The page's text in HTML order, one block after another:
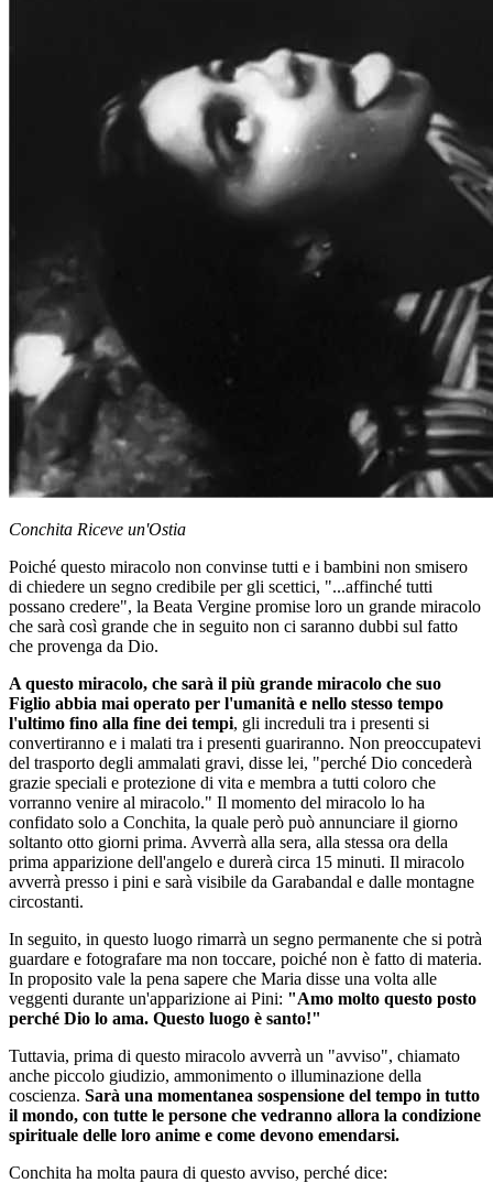
Conchita Riceve un'Ostia
Poiché questo miracolo non convinse tutti e i bambini non smisero
di chiedere un segno credibile per gli scettici, "...affinché tutti
possano credere", la Beata Vergine promise loro un grande miracolo
che sarà così grande che in seguito non ci saranno dubbi sul fatto
che provenga da Dio.
A questo miracolo, che sarà il più grande miracolo che suo
Figlio abbia mai operato per l'umanità e nello stesso tempo
l'ultimo fino alla fine dei tempi, gli increduli tra i presenti si
convertiranno e i malati tra i presenti guariranno. Non preoccupatevi
del trasporto degli ammalati gravi, disse lei, "perché Dio concederà
grazie speciali e protezione di vita e membra a tutti coloro che
vorranno venire al miracolo." Il momento del miracolo lo ha
confidato solo a Conchita, la quale però può annunciare il giorno
soltanto otto giorni prima. Avverrà alla sera, alla stessa ora della
prima apparizione dell'angelo e durerà circa 15 minuti. Il miracolo
avverrà presso i pini e sarà visibile da Garabandal e dalle montagne
circostanti.
In seguito, in questo luogo rimarrà un segno permanente che si potrà
guardare e fotografare ma non toccare, poiché non è fatto di materia.
In proposito vale la pena sapere che Maria disse una volta alle
veggenti durante un'apparizione ai Pini: "Amo molto questo posto
perché Dio lo ama. Questo luogo è santo!"
Tuttavia, prima di questo miracolo avverrà un "avviso", chiamato
anche piccolo giudizio, ammonimento o illuminazione della
coscienza. Sarà una momentanea sospensione del tempo in tutto
il mondo, con tutte le persone che vedranno allora la condizione
spirituale delle loro anime e come devono emendarsi.
Conchita ha molta paura di questo avviso, perché dice: